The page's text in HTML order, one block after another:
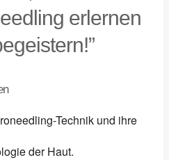
erlernen
Technik und ihre
der Haut.